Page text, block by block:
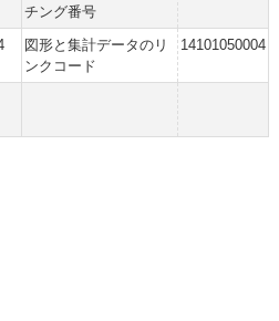
チング番号
図形と集計データのリ
ンクコード
14101050004